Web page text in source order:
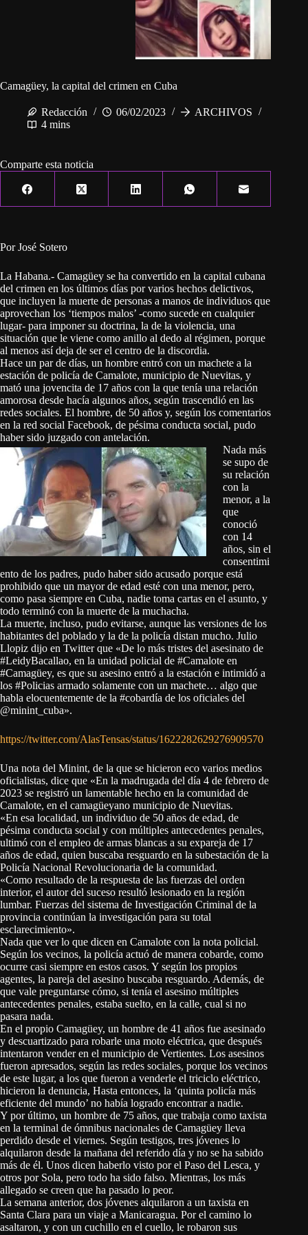
Camagüey, la capital del crimen en Cuba
Redacción 06/02/2023
ARCHIVOS
4 mins
Comparte esta noticia
Por José Sotero
La Habana.- Camagüey se ha convertido en la capital cubana
del crimen en los últimos días por varios hechos delictivos,
que incluyen la muerte de personas a manos de individuos que
aprovechan los ‘tiempos malos’ -como sucede en cualquier
lugar- para imponer su doctrina, la de la violencia, una
situación que le viene como anillo al dedo al régimen, porque
al menos así deja de ser el centro de la discordia.
Hace un par de días, un hombre entró con un machete a la
estación de policía de Camalote, municipio de Nuevitas, y
mató una jovencita de 17 años con la que tenía una relación
amorosa desde hacía algunos años, según trascendió en las
redes sociales. El hombre, de 50 años y, según los comentarios
en la red social Facebook, de pésima conducta social, pudo
haber sido juzgado con antelación.
Nada más
se supo de
su relación
con la
menor, a la
que
conoció
con 14
años, sin el
consentimi
ento de los padres, pudo haber sido acusado porque está
prohibido que un mayor de edad esté con una menor, pero,
como pasa siempre en Cuba, nadie toma cartas en el asunto, y
todo terminó con la muerte de la muchacha.
La muerte, incluso, pudo evitarse, aunque las versiones de los
habitantes del poblado y la de la policía distan mucho. Julio
Llopiz dijo en Twitter que «De lo más tristes del asesinato de
#LeidyBacallao, en la unidad policial de #Camalote en
#Camagüey, es que su asesino entró a la estación e intimidó a
los #Policias armado solamente con un machete… algo que
habla elocuentemente de la #cobardía de los oficiales del
@minint_cuba».
https://twitter.com/AlasTensas/status/1622282629276909570
Una nota del Minint, de la que se hicieron eco varios medios
oficialistas, dice que «En la madrugada del día 4 de febrero de
2023 se registró un lamentable hecho en la comunidad de
Camalote, en el camagüeyano municipio de Nuevitas.
«En esa localidad, un individuo de 50 años de edad, de
pésima conducta social y con múltiples antecedentes penales,
ultimó con el empleo de armas blancas a su expareja de 17
años de edad, quien buscaba resguardo en la subestación de la
Policía Nacional Revolucionaria de la comunidad.
«Como resultado de la respuesta de las fuerzas del orden
interior, el autor del suceso resultó lesionado en la región
lumbar. Fuerzas del sistema de Investigación Criminal de la
provincia continúan la investigación para su total
esclarecimiento».
Nada que ver lo que dicen en Camalote con la nota policial.
Según los vecinos, la policía actuó de manera cobarde, como
ocurre casi siempre en estos casos. Y según los propios
agentes, la pareja del asesino buscaba resguardo. Además, de
que vale preguntarse cómo, si tenía el asesino múltiples
antecedentes penales, estaba suelto, en la calle, cual si no
pasara nada.
En el propio Camagüey, un hombre de 41 años fue asesinado
y descuartizado para robarle una moto eléctrica, que después
intentaron vender en el municipio de Vertientes. Los asesinos
fueron apresados, según las redes sociales, porque los vecinos
de este lugar, a los que fueron a venderle el triciclo eléctrico,
hicieron la denuncia, Hasta entonces, la ‘quinta policía más
eficiente del mundo’ no había logrado encontrar a nadie.
Y por último, un hombre de 75 años, que trabaja como taxista
en la terminal de ómnibus nacionales de Camagüey lleva
perdido desde el viernes. Según testigos, tres jóvenes lo
alquilaron desde la mañana del referido día y no se ha sabido
más de él. Unos dicen haberlo visto por el Paso del Lesca, y
otros por Sola, pero todo ha sido falso. Mientras, los más
allegado se creen que ha pasado lo peor.
La semana anterior, dos jóvenes alquilaron a un taxista en
Santa Clara para un viaje a Manicaragua. Por el camino lo
asaltaron, y con un cuchillo en el cuello, le robaron sus